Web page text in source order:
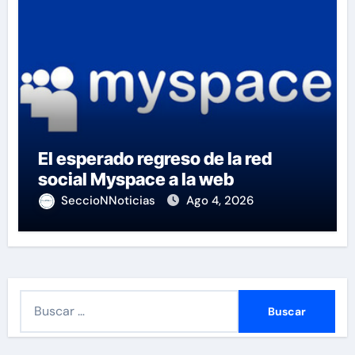
El esperado regreso de la red
social Myspace a la web
SeccioNNoticias Ago 4, 2026